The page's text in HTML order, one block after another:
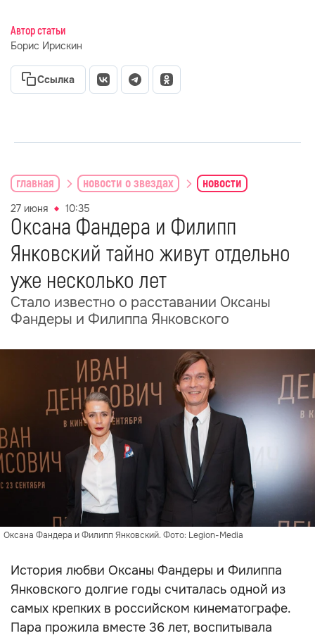
Автор статьи
Борис Ирискин
Ссылка
главная новости о звездах новости
27 июня 10:35
Оксана Фандера и Филипп
Янковский тайно живут отдельно
уже несколько лет
Стало известно о расставании Оксаны
Фандеры и Филиппа Янковского
Оксана Фандера и Филипп Янковский. Фото: Legion-Media
История любви Оксаны Фандеры и Филиппа
Янковского долгие годы считалась одной из
самых крепких в российском кинематографе.
Пара прожила вместе 36 лет, воспитывала